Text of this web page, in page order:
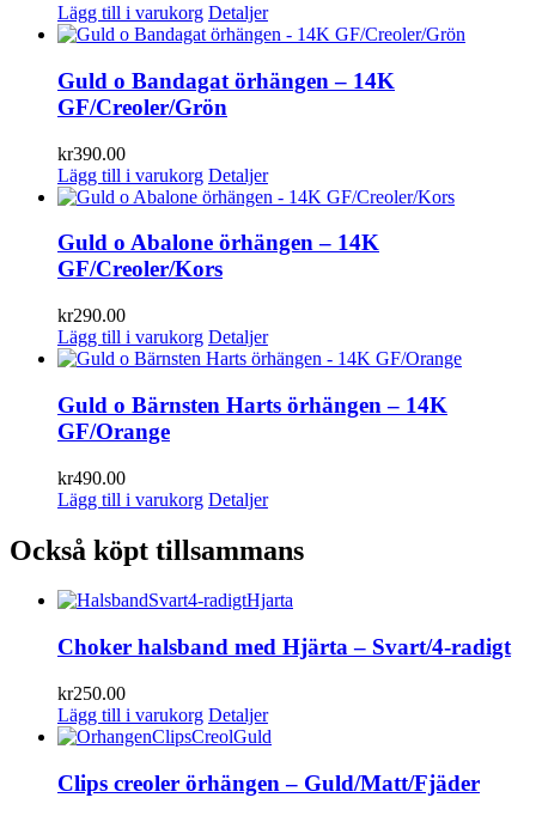
Lägg till i varukorg Detaljer
Guld o Bandagat örhängen – 14K
GF/Creoler/Grön
kr390.00
Lägg till i varukorg Detaljer
Guld o Abalone örhängen – 14K
GF/Creoler/Kors
kr290.00
Lägg till i varukorg Detaljer
Guld o Bärnsten Harts örhängen – 14K
GF/Orange
kr490.00
Lägg till i varukorg Detaljer
Också köpt tillsammans
Choker halsband med Hjärta – Svart/4-radigt
kr250.00
Lägg till i varukorg Detaljer
Clips creoler örhängen – Guld/Matt/Fjäder